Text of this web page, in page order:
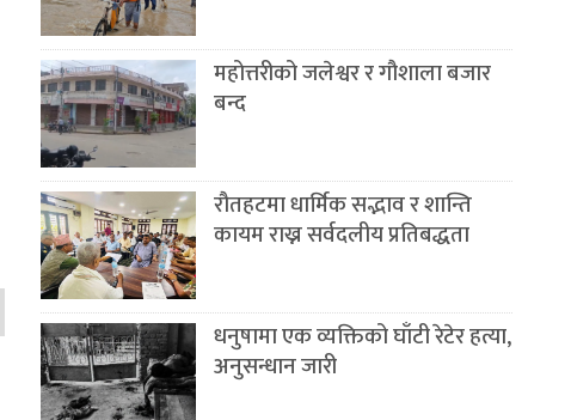
महोत्तरीको जलेश्वर र गौशाला बजार
बन्द
रौतहटमा धार्मिक सद्भाव र शान्ति
कायम राख्न सर्वदलीय प्रतिबद्धता
धनुषामा एक व्यक्तिको घाँटी रेटेर हत्या,
अनुसन्धान जारी